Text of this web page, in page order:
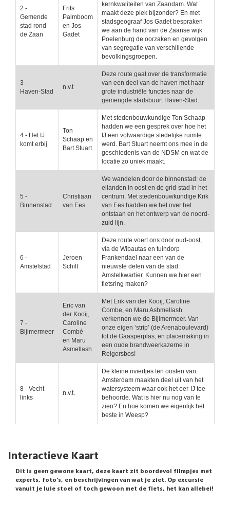
2 -
Gemende
stad rond
de Zaan
Frits
Palmboom
en Jos
Gadet
kernkwaliteiten van Zaandam. Wat
maakt deze plek bijzonder? En met
stadsgeograaf Jos Gadet bespraken
we aan de hand van de Zaanse wijk
Poelenburg de oorzaken en gevolgen
van segregatie van verschillende
bevolkingsgroepen.
3 -
Haven-Stad
n.v.t
Deze route gaat over de transformatie
van een deel van de haven met haar
grote industriële functies naar de
gemengde stadsbuurt Haven-Stad.
4 - Het IJ
komt erbij
Ton
Schaap en
Bart Stuart
Met stedenbouwkundige Ton Schaap
hadden we een gesprek over hoe het
IJ een volwaardige stedelijke ruimte
werd. Bart Stuart neemt ons mee in de
geschiedenis van de NDSM en wat de
locatie zo uniek maakt.
5 -
Binnenstad
Christiaan
van Ees
We wandelen door de binnenstad: de
eilanden in oost en de grid-stad in het
centrum. Met stedenbouwkundige Krik
van Ees hadden we het over het
ontstaan en het ontwerp van de noord-
zuid lijn.
6 -
Amstelstad
Jeroen
Schilt
Deze route voert ons door oud-oost,
via de Wibautas en tuindorp
Frankendael naar een van de
nieuwste delen van de stad:
Amstelkwartier. Kunnen we hier een
fietsring maken?
7 -
Bijlmermeer
Eric van
der Kooij,
Caroline
Combé
en Maru
Asmellash
Met Erik van der Kooij, Caroline
Combe, en Maru Ashmellash
verkennen we de Bijlmermeer. Van
onze eigen ‘strip’ (de Arenaboulevard)
tot de Gaasperplas, en placemaking in
een oude brandweerkazerne in
Reigersbos!
8 - Vecht
links
n.v.t.
De kleine riviertjes ten oosten van
Amsterdam maakten deel uit van het
watersysteem waar ook het oer-IJ toe
behoorde. Wat is hier nu nog van te
zien? En hoe komen we eigenlijk het
beste in Weesp?
Interactieve Kaart
Dit is geen gewone kaart, deze kaart zit boordevol filmpjes met
experts, foto’s, en beschrijvingen van wat je ziet. Op excursie
vanuit je luie stoel of toch gewoon met de fiets, het kan allebei!